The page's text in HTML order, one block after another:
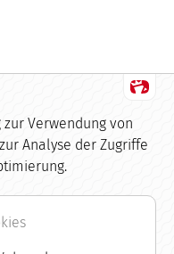
Verwendung von
Analyse der Zugriffe
und Erfahrungen zu